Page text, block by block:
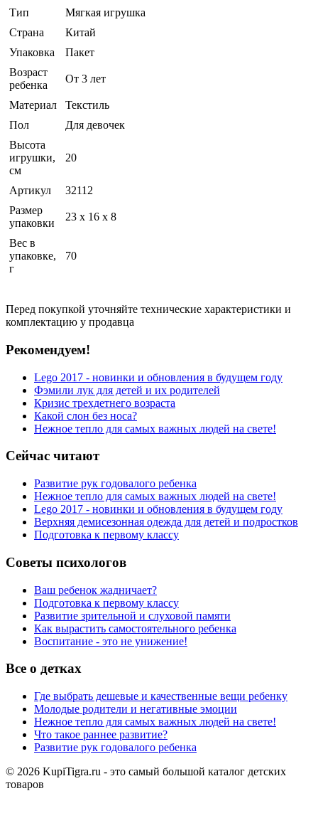
Тип
Мягкая игрушка
Страна
Китай
Упаковка
Пакет
Возраст
ребенка
От 3 лет
Материал
Текстиль
Пол
Для девочек
Высота
игрушки,
см
20
Артикул
32112
Размер
упаковки
23 x 16 x 8
Вес в
упаковке,
г
70
Перед покупкой уточняйте технические характеристики и
комплектацию у продавца
Рекомендуем!
Lego 2017 - новинки и обновления в будущем году
Фэмили лук для детей и их родителей
Кризис трехдетнего возраста
Какой слон без носа?
Нежное тепло для самых важных людей на свете!
Сейчас читают
Развитие рук годовалого ребенка
Нежное тепло для самых важных людей на свете!
Lego 2017 - новинки и обновления в будущем году
Верхняя демисезонная одежда для детей и подростков
Подготовка к первому классу
Советы психологов
Ваш ребенок жадничает?
Подготовка к первому классу
Развитие зрительной и слуховой памяти
Как вырастить самостоятельного ребенка
Воспитание - это не унижение!
Все о детках
Где выбрать дешевые и качественные вещи ребенку
Молодые родители и негативные эмоции
Нежное тепло для самых важных людей на свете!
Что такое раннее развитие?
Развитие рук годовалого ребенка
© 2026 KupiTigra.ru - это самый большой каталог детских
товаров